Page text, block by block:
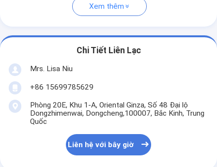
Xem thêm
Chi Tiết Liên Lạc
Mrs. Lisa Niu
+86 15699785629
Phòng 20E, Khu 1-A, Oriental Ginza, Số 48 Đại lộ
Dongzhimenwai, Dongcheng,100007, Bắc Kinh, Trung
Quốc
Liên hệ với bây giờ